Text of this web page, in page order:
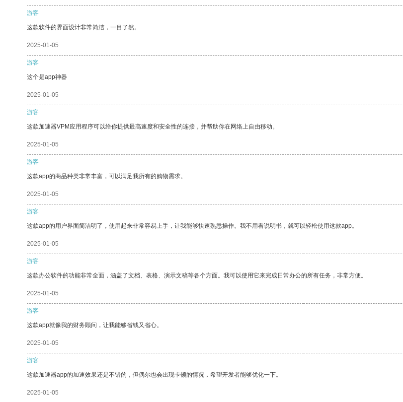
游客
这款软件的界面设计非常简洁，一目了然。
2025-01-05
游客
这个是app神器
2025-01-05
游客
这款加速器VPM应用程序可以给你提供最高速度和安全性的连接，并帮助你在网络上自由移动。
2025-01-05
游客
这款app的商品种类非常丰富，可以满足我所有的购物需求。
2025-01-05
游客
这款app的用户界面简洁明了，使用起来非常容易上手，让我能够快速熟悉操作。我不用看说明书，就可以轻松使用这款app。
2025-01-05
游客
这款办公软件的功能非常全面，涵盖了文档、表格、演示文稿等各个方面。我可以使用它来完成日常办公的所有任务，非常方便。
2025-01-05
游客
这款app就像我的财务顾问，让我能够省钱又省心。
2025-01-05
游客
这款加速器app的加速效果还是不错的，但偶尔也会出现卡顿的情况，希望开发者能够优化一下。
2025-01-05